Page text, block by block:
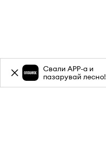
Свали APP-a и
пазарувай лесно!